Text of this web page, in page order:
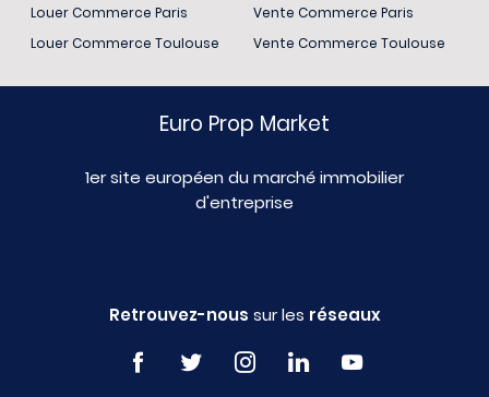
Louer Commerce Paris
Louer Commerce Toulouse
Vente Commerce Paris
Vente Commerce Toulouse
Euro Prop Market
1er site européen du marché immobilier
d'entreprise
Retrouvez-nous sur les réseaux